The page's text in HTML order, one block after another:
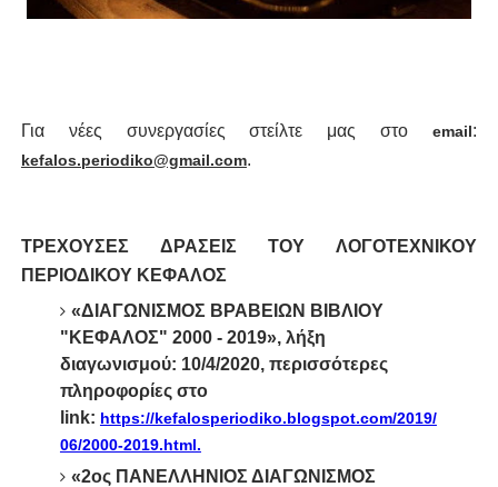
Για νέες συνεργασίες στείλτε μας στοemail:
kefalos.periodiko@gmail.com.
ΤΡΕΧΟΥΣΕΣ ΔΡΑΣΕΙΣ ΤΟΥ ΛΟΓΟΤΕΧΝΙΚΟΥ
ΠΕΡΙΟΔΙΚΟΥ ΚΕΦΑΛΟΣ
«ΔΙΑΓΩΝΙΣΜΟΣ ΒΡΑΒΕΙΩΝ ΒΙΒΛΙΟΥ
"ΚΕΦΑΛΟΣ" 2000 - 2019», λήξη
διαγωνισμού: 10/4/2020, περισσότερες
πληροφορίες στο
link: https://kefalosperiodiko.blogspot.com/2019/
06/2000-2019.html.
«2ος ΠΑΝΕΛΛΗΝΙΟΣ ΔΙΑΓΩΝΙΣΜΟΣ